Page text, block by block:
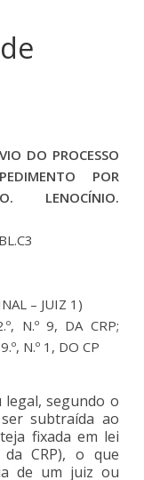
DO PROCESSO
POR
LENOCÍNIO.
– JUIZ 1)
N.º 9, DA CRP;
N.º 1, DO CP
segundo o
subtraída ao
fixada em lei
CRP), o que
de um juiz ou